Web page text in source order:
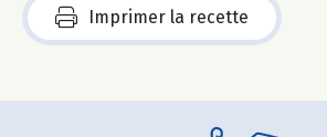
Imprimer la recette